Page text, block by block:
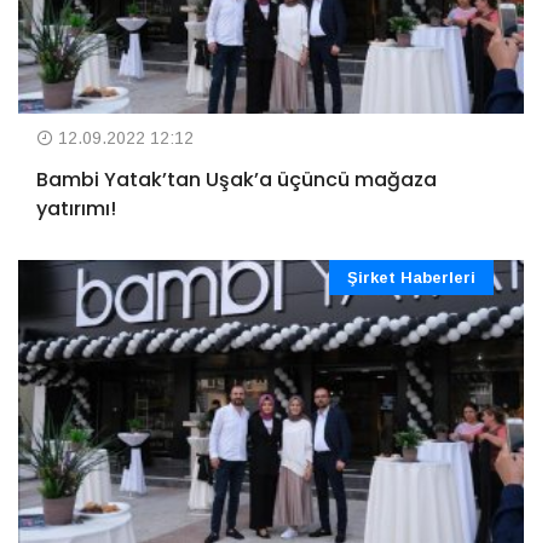
12.09.2022 12:12
Bambi Yatak’tan Uşak’a üçüncü mağaza
yatırımı!
Şirket Haberleri